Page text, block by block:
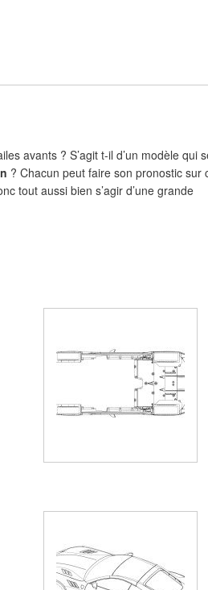
avants ? S’agit t-il d’un modèle qui
? Chacun peut faire son pronostic sur
tout aussi bien s’agir d’une grande